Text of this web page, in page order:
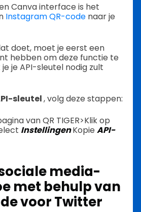
Canva interface is het
Instagram QR-code naar je
doet, moet je eerst een
hebben om deze functie te
je API-sleutel nodig zult
sleutel, volg deze stappen:
van QR TIGER>Klik op
InstellingenKopie API-
media-
met behulp van
voor Twitter